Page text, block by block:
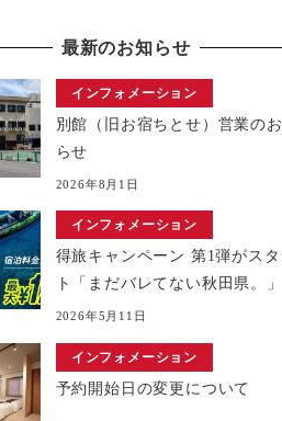
最新のお知らせ
インフォメーション
別館（旧お宿ちとせ）営業の
らせ
2026年8月1日
インフォメーション
得旅キャンペーン 第1弾がスタ
ト「まだバレてない秋田県。」
2026年5月11日
インフォメーション
予約開始日の変更について